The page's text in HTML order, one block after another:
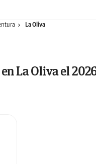
La Oliva
La Oliva el